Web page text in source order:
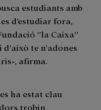
estudiants amb
d’estudiar fora,
”la Caixa”
te n’adones
afirma.
ha estat clau
trobin